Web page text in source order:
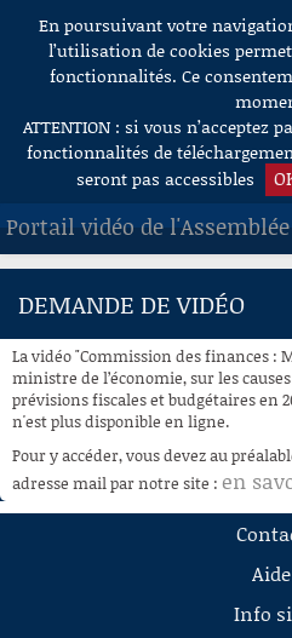
Aller au contenu
En poursuivant votre
l’utilisation de cookies
fonctionnalités. Ce
ATTENTION : si vous n’acceptez
fonctionnalités de
seront pas accessibles
Portail vidéo de
ACCUEIL
À LA DEMANDE
RECHERCHE
AIDE À LA DÉCOUPE
DE VIDÉOS
DEMANDE DE VIDÉO
La vidéo "Commission des finances :
ministre de l’économie, sur les
prévisions fiscales et budgétaires en
n'est plus disponible en ligne.
Pour y accéder, vous devez au
adresse mail par notre site : en
Aide
Info